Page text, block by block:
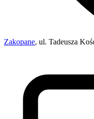
Zakopane, ul. Tadeusza